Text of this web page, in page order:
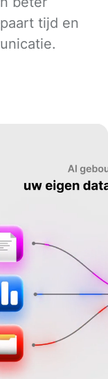
tijd en